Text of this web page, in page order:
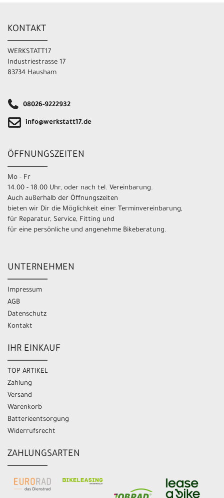
KONTAKT
WERKSTATT17
Industriestrasse 17
83734 Hausham
08026-9222932
info@werkstatt17.de
ÖFFNUNGSZEITEN
Mo - Fr
14.00 - 18.00 Uhr, oder nach tel. Vereinbarung.
Auch außerhalb der Öffnungszeiten
bieten wir Dir die Möglichkeit einer Terminvereinbarung,
für Reparatur, Service, Fitting und
für eine persönliche und angenehme Bikeberatung.
UNTERNEHMEN
Impressum
AGB
Datenschutz
Kontakt
IHR EINKAUF
TOP ARTIKEL
Zahlung
Versand
Warenkorb
Batterieentsorgung
Widerrufsrecht
ZAHLUNGSARTEN